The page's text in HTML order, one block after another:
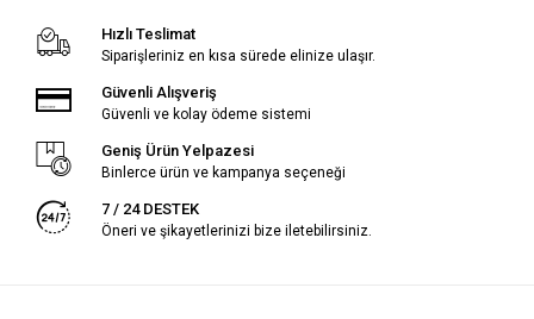
Hızlı Teslimat
Siparişleriniz en kısa sürede elinize ulaşır.
Güvenli Alışveriş
Güvenli ve kolay ödeme sistemi
Geniş Ürün Yelpazesi
Binlerce ürün ve kampanya seçeneği
7 / 24 DESTEK
Öneri ve şikayetlerinizi bize iletebilirsiniz.